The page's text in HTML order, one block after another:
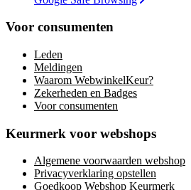
Voor consumenten
Leden
Meldingen
Waarom WebwinkelKeur?
Zekerheden en Badges
Voor consumenten
Keurmerk voor webshops
Algemene voorwaarden webshop
Privacyverklaring opstellen
Goedkoop Webshop Keurmerk